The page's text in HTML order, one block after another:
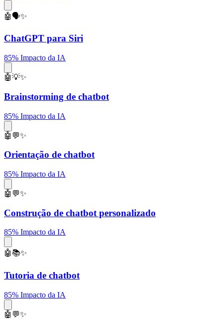
🤖🗣️✨
ChatGPT para Siri
85% Impacto da IA
🤖💡✨
Brainstorming de chatbot
85% Impacto da IA
🤖💬✨
Orientação de chatbot
85% Impacto da IA
🤖💬✨
Construção de chatbot personalizado
85% Impacto da IA
🤖📚✨
Tutoria de chatbot
85% Impacto da IA
🤖💬✨